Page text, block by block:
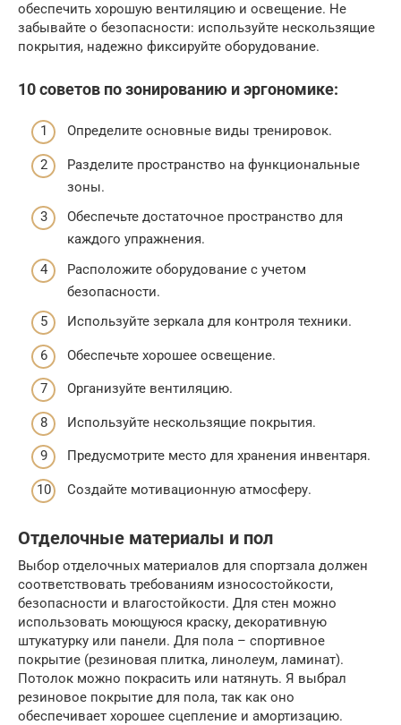
обеспечить хорошую вентиляцию и освещение. Не
забывайте о безопасности: используйте нескользящие
покрытия, надежно фиксируйте оборудование.
10 советов по зонированию и эргономике:
Определите основные виды тренировок.
Разделите пространство на функциональные
зоны.
Обеспечьте достаточное пространство для
каждого упражнения.
Расположите оборудование с учетом
безопасности.
Используйте зеркала для контроля техники.
Обеспечьте хорошее освещение.
Организуйте вентиляцию.
Используйте нескользящие покрытия.
Предусмотрите место для хранения инвентаря.
Создайте мотивационную атмосферу.
Отделочные материалы и пол
Выбор отделочных материалов для спортзала должен
соответствовать требованиям износостойкости,
безопасности и влагостойкости. Для стен можно
использовать моющуюся краску, декоративную
штукатурку или панели. Для пола – спортивное
покрытие (резиновая плитка, линолеум, ламинат).
Потолок можно покрасить или натянуть. Я выбрал
резиновое покрытие для пола, так как оно
обеспечивает хорошее сцепление и амортизацию.